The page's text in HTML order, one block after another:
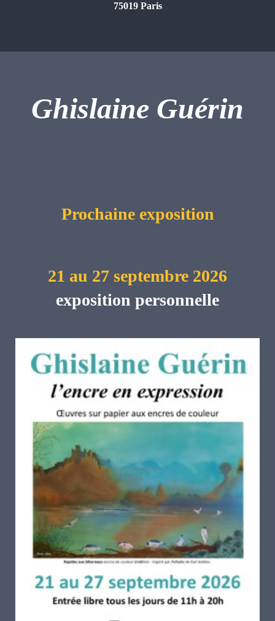
75019 Paris
Ghislaine Guérin
Prochaine exposition
21 au 27 septembre 2026
exposition personnelle